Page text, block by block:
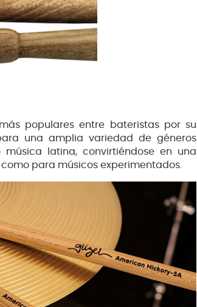
populares entre bateristas por su
una amplia variedad de géneros
música latina, convirtiéndose en una
para músicos experimentados.